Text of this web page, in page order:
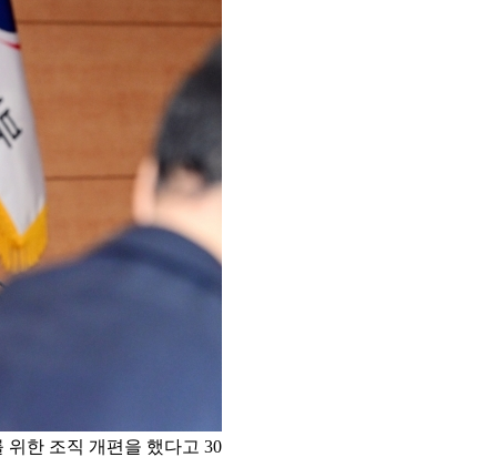
위한 조직 개편을 했다고 30